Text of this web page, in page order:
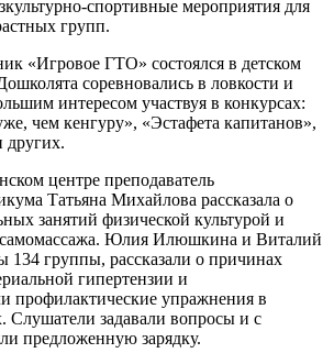
спортивные мероприятия для
групп.
«Игровое ГТО» состоялся в детском
соревновались в ловкости и
интересом участвуя в конкурсах:
чем кенгуру», «Эстафета капитанов»,
центре преподаватель
Татьяна Михайлова рассказала о
занятий физической культурой и
самомассажа. Юлия Илюшкина и Виталий
134 группы, рассказали о причинах
гипертензии и
профилактические упражнения в
Слушатели задавали вопросы и с
предложенную зарядку.